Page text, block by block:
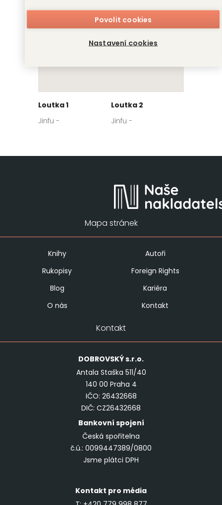
Povolit cookies
Nastavení cookies
Loutka 1
Jinfu -
Loutka 2
Jinfu -
Mapa stránek
Knihy
Autoři
Rukopisy
Foreign Rights
Blog
Kariéra
O nás
Kontakt
Kontakt
DOBROVSKÝs.r.o.
Antala Staška 511/40
140 00 Praha 4
IČO: 26432668
DIČ: CZ26432668
Bankovní spojení
Česká spořitelna
č.ú.: 0099447389/0800
Jsme plátci DPH
Kontakt pro média